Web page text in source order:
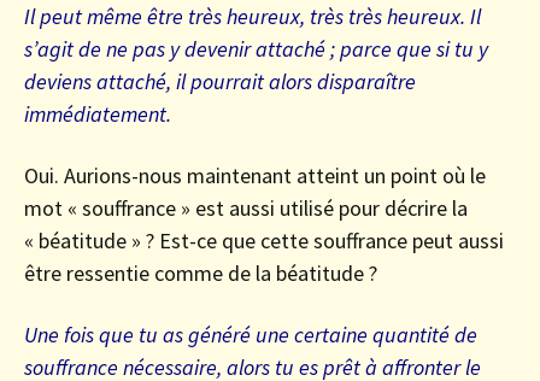
Il peut même être très heureux, très très heureux. Il
s’agit de ne pas y devenir attaché ; parce que si tu y
deviens attaché, il pourrait alors disparaître
immédiatement.
Oui. Aurions-nous maintenant atteint un point où le
mot « souffrance » est aussi utilisé pour décrire la
« béatitude » ? Est-ce que cette souffrance peut aussi
être ressentie comme de la béatitude ?
Une fois que tu as généré une certaine quantité de
souffrance nécessaire, alors tu es prêt à affronter le